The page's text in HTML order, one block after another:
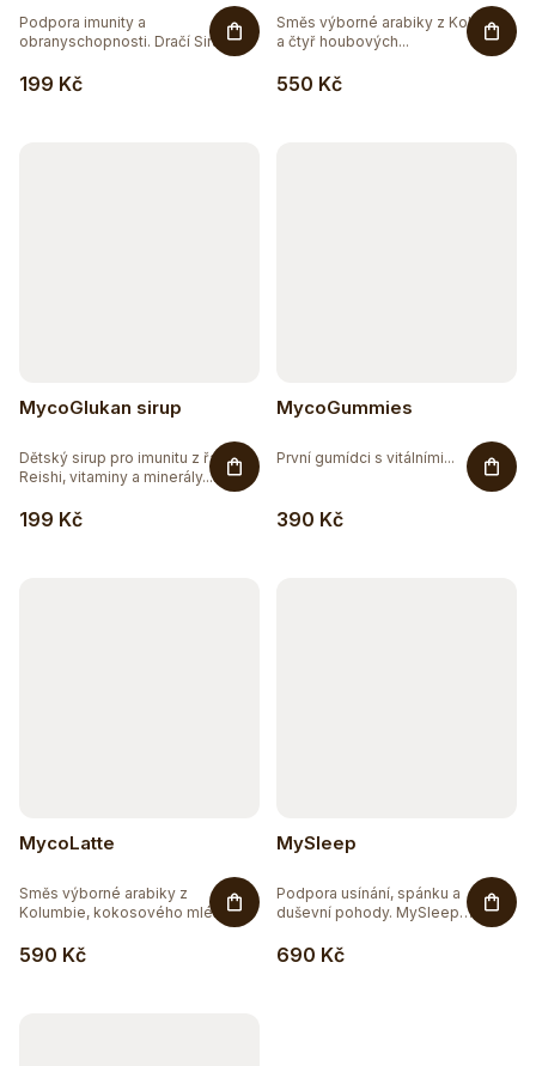
199 Kč
Podpora imunity a
obranyschopnosti. Dračí Sirup
550 Kč
Směs výborné arabiky z Kolumbie
a čtyř houbových...
MycoGlukan sirup
199 Kč
Dětský sirup pro imunitu z řas s
Reishi, vitaminy a minerály....
MycoGummies
390 Kč
První gumídci s vitálními...
MycoLatte
590 Kč
Směs výborné arabiky z
Kolumbie, kokosového mléka a...
MySleep
690 Kč
Podpora usínání, spánku a
duševní pohody. MySleep